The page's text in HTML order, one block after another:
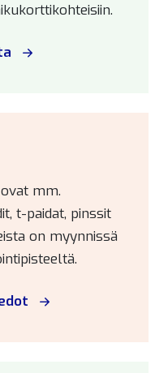
mm.
t-paidat, pinssit
on myynnissä